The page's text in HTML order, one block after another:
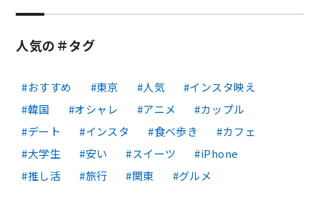
人気の＃タグ
おすすめ 東京 人気
インスタ映え
韓国
オシャレ アニメ
カップル
デート
インスタ 食べ歩き
カフェ
大学生
安い スイーツ
iPhone
推し活
旅行 関東 グルメ